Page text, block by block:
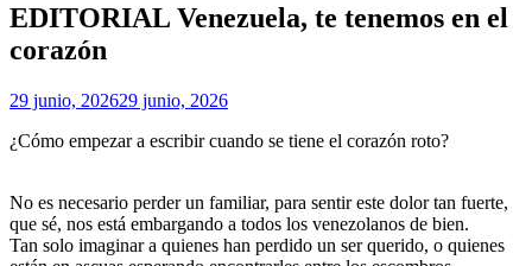
EDITORIAL Venezuela, te tenemos en el
corazón
29 junio, 202629 junio, 2026
¿Cómo empezar a escribir cuando se tiene el corazón roto?
No es necesario perder un familiar, para sentir este dolor tan fuerte,
que sé, nos está embargando a todos los venezolanos de bien.
Tan solo imaginar a quienes han perdido un ser querido, o quienes